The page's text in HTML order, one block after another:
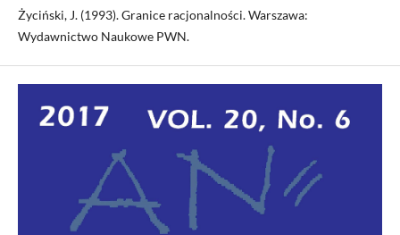
Życiński, J. (1993). Granice racjonalności. Warszawa:
Wydawnictwo Naukowe PWN.